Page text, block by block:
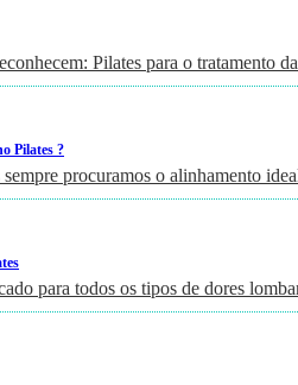
Pilates para o tratamento
Pilates ?
sempre procuramos o alinhamento
para todos os tipos de dores